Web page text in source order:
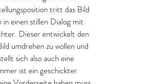
tritt das Bild
in einen stillen Dialog mit
Dieser entwickelt den
umdrehen zu wollen und
sich also auch eine
ist ein geschickter